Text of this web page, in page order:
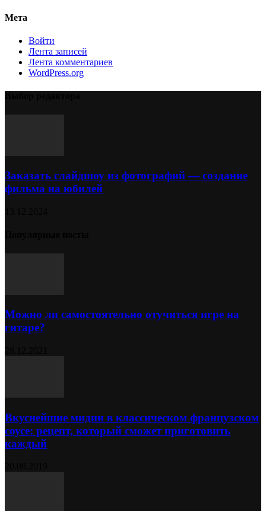
Мета
Войти
Лента записей
Лента комментариев
WordPress.org
Заказать слайдшоу из фотографий — создание
фильма на юбилей
Можно ли самостоятельно отучиться игре на
гитаре?
Вкуснейшие мидии в классическом французском
соусе: рецепт, который сможет приготовить
каждый